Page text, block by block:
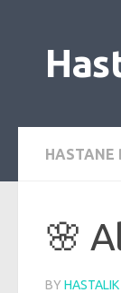
HASTANE
🌸
BY HASTALIK